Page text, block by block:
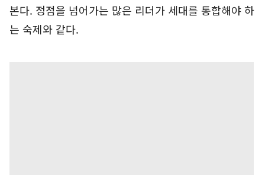
본다. 정점을 넘어가는 많은 리더가 세대를 통합해야 하
는 숙제와 같다.